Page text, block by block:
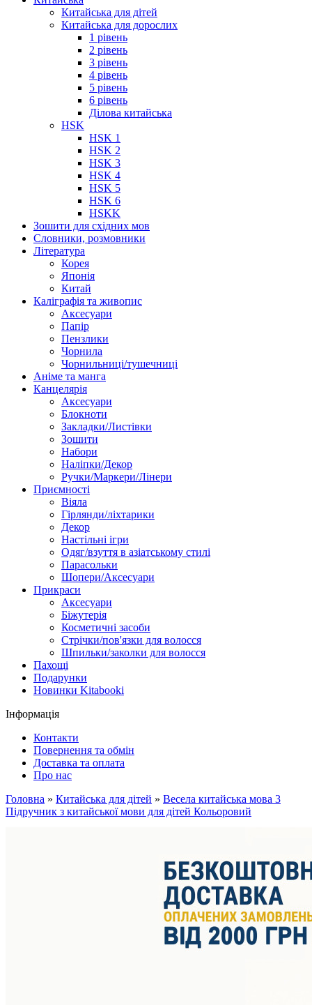
Китайська для дітей
Китайська для дорослих
1 рівень
2 рівень
3 рівень
4 рівень
5 рівень
6 рівень
Ділова китайська
HSK
HSK 1
HSK 2
HSK 3
HSK 4
HSK 5
HSK 6
HSKK
Зошити для східних мов
Словники, розмовники
Література
Корея
Японія
Китай
Каліграфія та живопис
Аксесуари
Папір
Пензлики
Чорнила
Чорнильниці/тушечниці
Аніме та манга
Канцелярія
Аксесуари
Блокноти
Закладки/Листівки
Зошити
Набори
Наліпки/Декор
Ручки/Маркери/Лінери
Приємності
Віяла
Гірлянди/ліхтарики
Декор
Настільні ігри
Одяг/взуття в азіатському стилі
Парасольки
Шопери/Аксесуари
Прикраси
Аксесуари
Біжутерія
Косметичні засоби
Стрічки/пов'язки для волосся
Шпильки/заколки для волосся
Пахощі
Подарунки
Новинки Kitabooki
Інформація
Контакти
Повернення та обмін
Доставка та оплата
Про нас
Головна » Китайська для дітей » Весела китайська мова 3
Підручник з китайської мови для дітей Кольоровий